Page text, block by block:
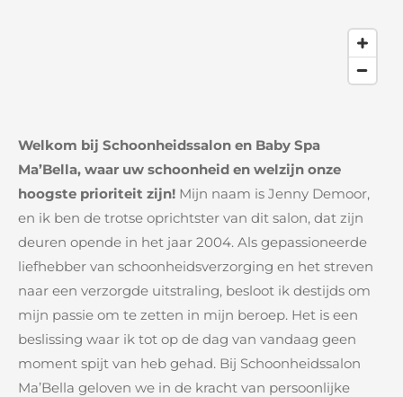
Welkom bij Schoonheidssalon en Baby Spa
Ma’Bella, waar uw schoonheid en welzijn onze
hoogste prioriteit zijn! Mijn naam is Jenny Demoor,
en ik ben de trotse oprichtster van dit salon, dat zijn
deuren opende in het jaar 2004. Als gepassioneerde
liefhebber van schoonheidsverzorging en het streven
naar een verzorgde uitstraling, besloot ik destijds om
mijn passie om te zetten in mijn beroep. Het is een
beslissing waar ik tot op de dag van vandaag geen
moment spijt van heb gehad. Bij Schoonheidssalon
Ma’Bella geloven we in de kracht van persoonlijke